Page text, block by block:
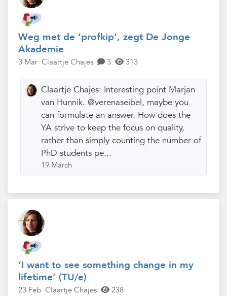
Weg met de ‘profkip’, zegt De Jonge
Akademie
3 Mar Claartje Chajes 3 313
Claartje Chajes: Interesting point Marjan
van Hunnik. @verenaseibel, maybe you
can formulate an answer. How does the
YA strive to keep the focus on quality,
rather than simply counting the number of
PhD students pe...
19 March
‘I want to see something change in my
lifetime’ (TU/e)
23 Feb Claartje Chajes 238